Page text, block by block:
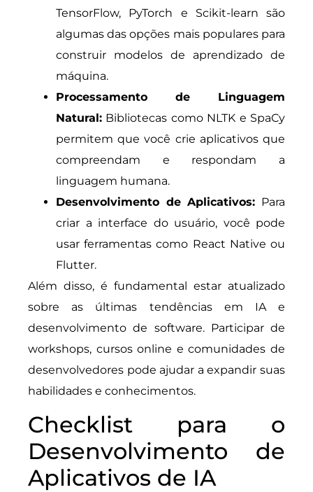
TensorFlow, PyTorch e Scikit-learn são
algumas das opções mais populares para
construir modelos de aprendizado de
máquina.
Processamento de Linguagem
Natural: Bibliotecas como NLTK e SpaCy
permitem que você crie aplicativos que
compreendam e respondam a
linguagem humana.
Desenvolvimento de Aplicativos: Para
criar a interface do usuário, você pode
usar ferramentas como React Native ou
Flutter.
Além disso, é fundamental estar atualizado
sobre as últimas tendências em IA e
desenvolvimento de software. Participar de
workshops, cursos online e comunidades de
desenvolvedores pode ajudar a expandir suas
habilidades e conhecimentos.
Checklist para o
Desenvolvimento de
Aplicativos de IA